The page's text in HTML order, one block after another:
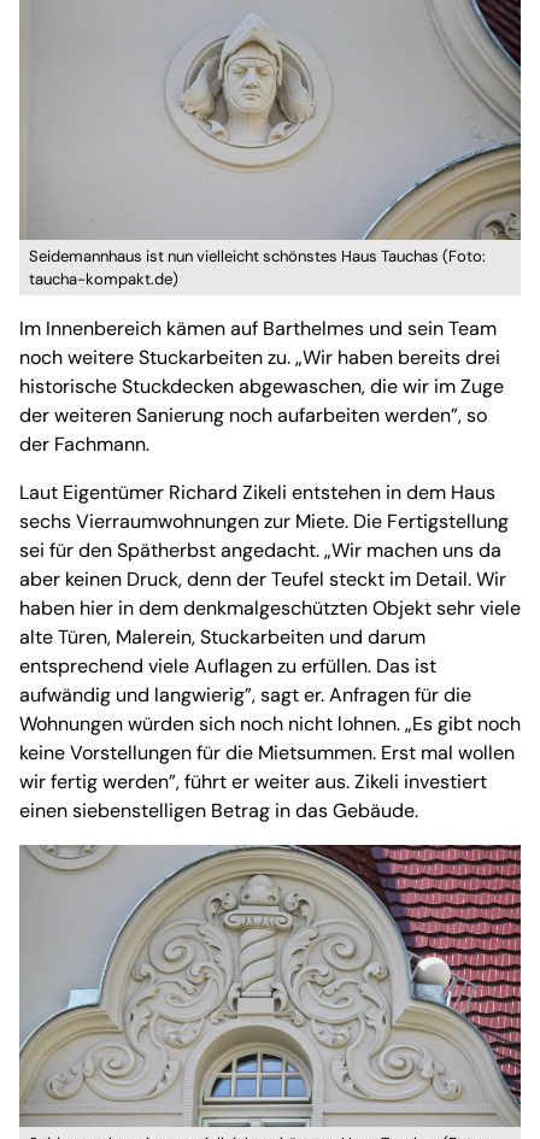
Seidemannhaus ist nun vielleicht schönstes Haus Tauchas (Foto:
taucha-kompakt.de)
Im Innenbereich kämen auf Barthelmes und sein Team
noch weitere Stuckarbeiten zu. „Wir haben bereits drei
historische Stuckdecken abgewaschen, die wir im Zuge
der weiteren Sanierung noch aufarbeiten werden”, so
der Fachmann.
Laut Eigentümer Richard Zikeli entstehen in dem Haus
sechs Vierraumwohnungen zur Miete. Die Fertigstellung
sei für den Spätherbst angedacht. „Wir machen uns da
aber keinen Druck, denn der Teufel steckt im Detail. Wir
haben hier in dem denkmalgeschützten Objekt sehr viele
alte Türen, Malerein, Stuckarbeiten und darum
entsprechend viele Auflagen zu erfüllen. Das ist
aufwändig und langwierig”, sagt er. Anfragen für die
Wohnungen würden sich noch nicht lohnen. „Es gibt noch
keine Vorstellungen für die Mietsummen. Erst mal wollen
wir fertig werden”, führt er weiter aus. Zikeli investiert
einen siebenstelligen Betrag in das Gebäude.